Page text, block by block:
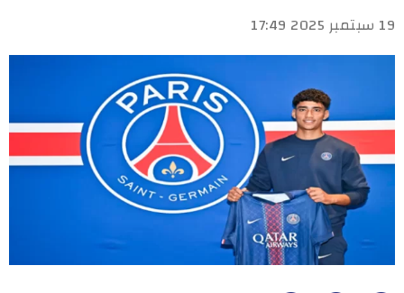
19 سبتمبر 2025 17:49